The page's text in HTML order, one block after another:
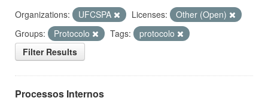
Organizations: UFCSPA Licenses:
Other (Open)
Groups:
Protocolo Tags:
protocolo
Filter Results
Processos Internos